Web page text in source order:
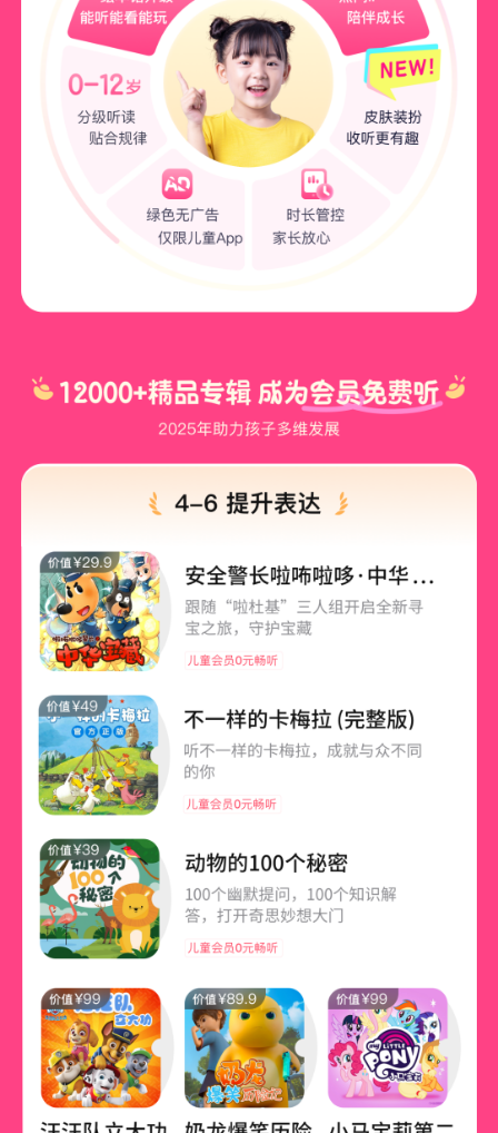
喜马拉雅儿童会员半年卡 （限时加赠31天）
【产品性质】会员卡
【适合人群】0-12岁
【内容有效期】 开通后217天内有效 （可下载喜马拉雅儿童APP-
注册账号-我的-兑换-查看会员时长
开通方式】手机号开通
码是否正确~
2、下载喜马拉雅儿童APP，成功登录喜马拉雅儿童App后，您
可在【喜马拉雅儿童App- 我的 - 顶部“VIP权益”】部分查看权益
【设备要求】
支持同时登陆5个设备
退款政策
【客服联系】在购买过程中，如果您有任何问题，可以按以下
步骤咨询在线客服:
第一步:
喜马拉雅app用户: 您可在喜马拉雅APP【账号-联系客服】中咨
询在线客服；
喜马拉雅儿童app用户: 您可在【喜马拉雅儿童 APP - 我的 - 客
服】中咨询在线客服;
APP】公众号，通过下方菜单栏里【我的-在线客服】咨询在线
客服